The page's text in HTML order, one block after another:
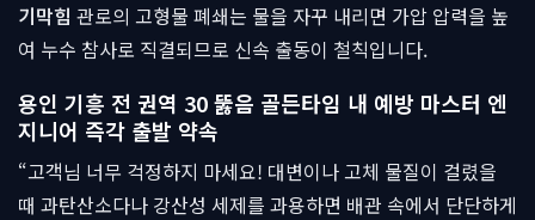
기막힘 관로의 고형물 폐쇄는 물을 자꾸 내리면 가압 압력을 높
여 누수 참사로 직결되므로 신속 출동이 철칙입니다.
용인 기흥 전 권역 30 뚫음 골든타임 내 예방 마스터 엔
지니어 즉각 출발 약속
“고객님 너무 걱정하지 마세요! 대변이나 고체 물질이 걸렸을
때 과탄산소다나 강산성 세제를 과용하면 배관 속에서 단단하게